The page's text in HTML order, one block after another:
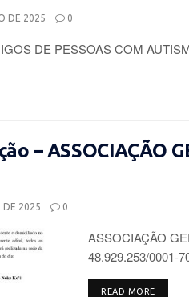
DE 2025 0
DE PESSOAS COM
– ASSOCIAÇÃO
DE 2025 0
ASSOCIAÇÃO
48.929.253/0001-
READ MOREDETAILS